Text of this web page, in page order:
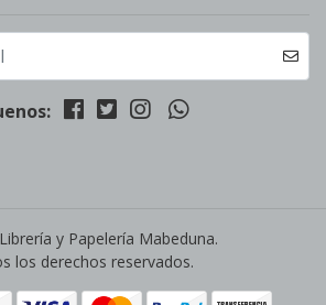
y Papelería Mabeduna.
los derechos reservados.